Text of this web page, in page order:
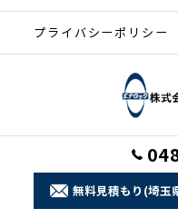
無料見積もり(埼玉
プライバシーポリシー
© 2026 埼玉県加須市のリフ